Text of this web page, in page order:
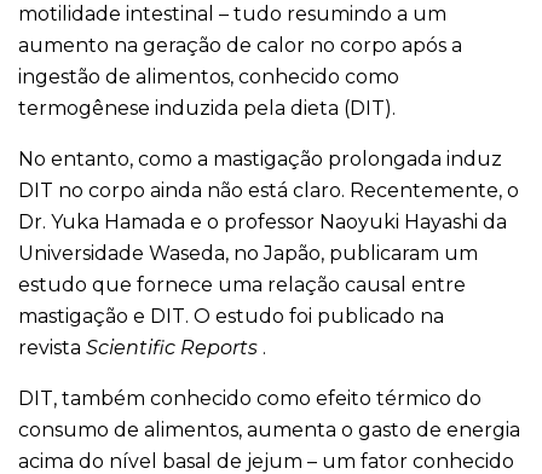
motilidade intestinal – tudo resumindo a um
aumento na geração de calor no corpo após a
ingestão de alimentos, conhecido como
termogênese induzida pela dieta (DIT).
No entanto, como a mastigação prolongada induz
DIT no corpo ainda não está claro. Recentemente, o
Dr. Yuka Hamada e o professor Naoyuki Hayashi da
Universidade Waseda, no Japão, publicaram um
estudo que fornece uma relação causal entre
mastigação e DIT. O estudo foi publicado na
revista Scientific Reports .
DIT, também conhecido como efeito térmico do
consumo de alimentos, aumenta o gasto de energia
acima do nível basal de jejum – um fator conhecido